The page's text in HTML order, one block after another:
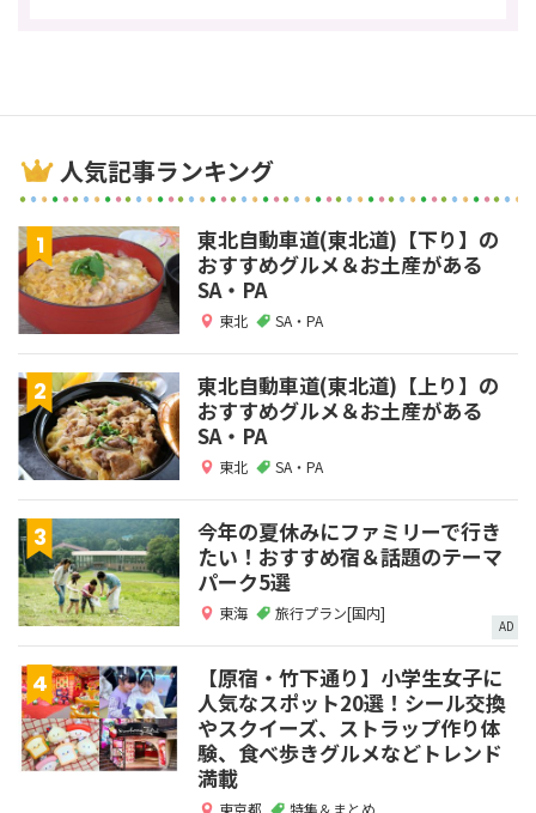
人気記事ランキング
東北自動車道(東北道)【下り】の
おすすめグルメ＆お土産がある
SA・PA
東北 SA・PA
東北自動車道(東北道)【上り】の
おすすめグルメ＆お土産がある
SA・PA
東北 SA・PA
今年の夏休みにファミリーで行き
たい！おすすめ宿＆話題のテーマ
パーク5選
東海 旅行プラン[国内]
AD
【原宿・竹下通り】小学生女子に
人気なスポット20選！シール交換
やスクイーズ、ストラップ作り体
験、食べ歩きグルメなどトレンド
満載